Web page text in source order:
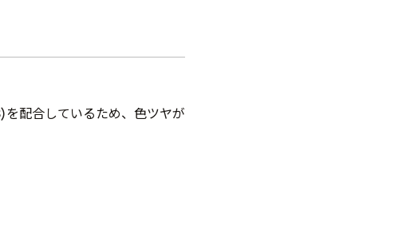
配合しているため、色ツヤが